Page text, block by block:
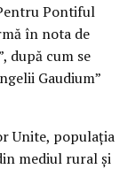
Pontiful
în nota de
după cum se
Gaudium”
Unite, populaţia
mediul rural şi